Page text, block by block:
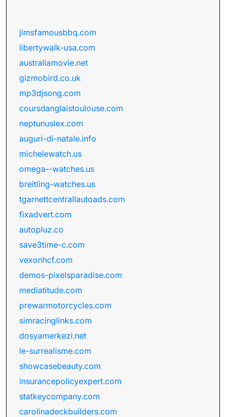
jimsfamousbbq.com
libertywalk-usa.com
australiamovie.net
gizmobird.co.uk
mp3djsong.com
coursdanglaistoulouse.com
neptunuslex.com
auguri-di-natale.info
michelewatch.us
omega--watches.us
breitling-watches.us
tgarnettcentrallautoads.com
fixadvert.com
autopluz.co
save3time-c.com
vexonhcf.com
demos-pixelsparadise.com
mediatitude.com
prewarmotorcycles.com
simracinglinks.com
dosyamerkezi.net
le-surrealisme.com
showcasebeauty.com
insurancepolicyexpert.com
statkeycompany.com
carolinadeckbuilders.com